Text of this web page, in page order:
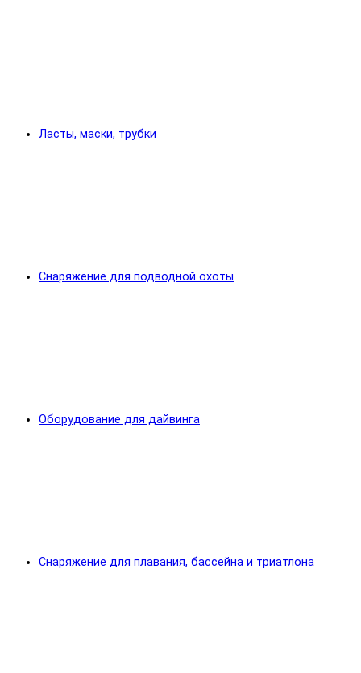
Ласты, маски, трубки
Снаряжение для подводной охоты
Оборудование для дайвинга
Снаряжение для плавания, бассейна и триатлона